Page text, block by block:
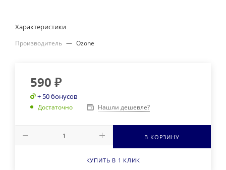
Характеристики
Производитель — Ozone
590 ₽
+ 50 бонусов
Достаточно Нашли дешевле?
В КОРЗИНУ
КУПИТЬ В 1 КЛИК